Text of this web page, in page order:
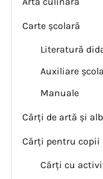
Carte școlară
Literatură
Auxiliare
Manuale
Cărți de artă și
Cărți pentru copii
Cărți cu